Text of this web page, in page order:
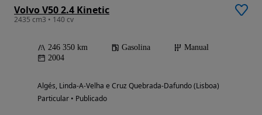
Volvo V50 2.4 Kinetic
2435 cm3 • 140 cv
246 350 km Gasolina
Manual
2004
Algés, Linda-A-Velha e Cruz Quebrada-Dafundo (Lisboa)
Particular • Publicado